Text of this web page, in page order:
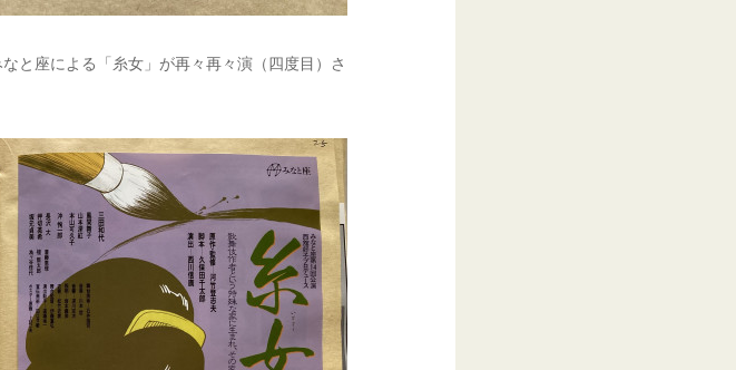
と座による「糸女」が再々再々演（四度目）さ